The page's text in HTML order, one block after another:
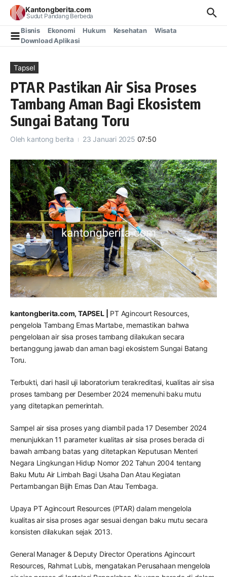
Lewati ke konten
Kantongberita.com
Sudut Pandang Berbeda
Bisnis Ekonomi Hukum Kesehatan
Wisata
Download Aplikasi
Tapsel
PTAR Pastikan Air Sisa Proses
Tambang Aman Bagi Ekosistem
Sungai Batang Toru
Oleh kantong berita 23 Januari 2025 07:50
kantongberita.com, TAPSEL |
PT Agincourt Resources,
pengelola Tambang Emas Martabe, memastikan bahwa
pengelolaan air sisa proses tambang dilakukan secara
bertanggung jawab dan aman bagi ekosistem Sungai Batang
Toru.
Terbukti, dari hasil uji laboratorium terakreditasi, kualitas air sisa
proses tambang per Desember 2024 memenuhi baku mutu
yang ditetapkan pemerintah.
Sampel air sisa proses yang diambil pada 17 Desember 2024
menunjukkan 11 parameter kualitas air sisa proses berada di
bawah ambang batas yang ditetapkan Keputusan Menteri
Negara Lingkungan Hidup Nomor 202 Tahun 2004 tentang
Baku Mutu Air Limbah Bagi Usaha Dan Atau Kegiatan
Pertambangan Bijih Emas Dan Atau Tembaga.
Upaya PT Agincourt Resources (PTAR) dalam mengelola
kualitas air sisa proses agar sesuai dengan baku mutu secara
konsisten dilakukan sejak 2013.
General Manager & Deputy Director Operations Agincourt
Resources, Rahmat Lubis, mengatakan Perusahaan mengelola